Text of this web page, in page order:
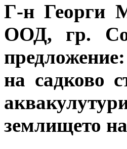
Г-н Георги
ООД, гр.
предложение
на садково
землището